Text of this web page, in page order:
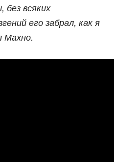
без всяких
его забрал, как я
Махно.